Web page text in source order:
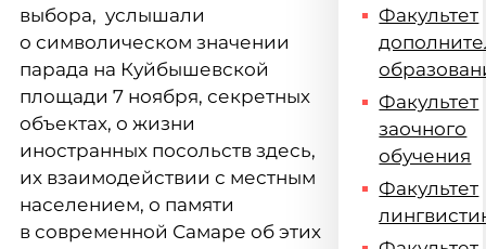
выбора, услышали
о символическом значении
парада на Куйбышевской
площади 7 ноября, секретных
объектах, о жизни
иностранных посольств здесь,
их взаимодействии с местным
населением, о памяти
в современной Самаре об этих
Факультет
Факультет
заочного
обучения
Факультет